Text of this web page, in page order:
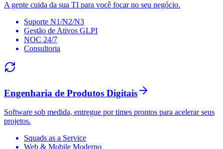
A gente cuida da sua TI para você focar no seu negócio.
Suporte N1/N2/N3
Gestão de Ativos GLPI
NOC 24/7
Consultoria
Engenharia de Produtos Digitais
Software sob medida, entregue por times prontos para acelerar seus
projetos.
Squads as a Service
Web & Mobile Moderno